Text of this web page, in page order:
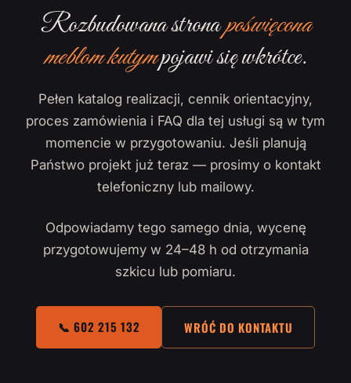
Rozbudowana stronapoświęcona
meblom kutympojawi się wkrótce.
Pełen katalog realizacji, cennik orientacyjny,
proces zamówienia i FAQ dla tej usługi są w tym
momencie w przygotowaniu. Jeśli planują
Państwo projekt już teraz — prosimy o kontakt
telefoniczny lub mailowy.
Odpowiadamy tego samego dnia, wycenę
przygotowujemy w 24–48 h od otrzymania
szkicu lub pomiaru.
📞 602 215 132 WRÓĆ DO KONTAKTU